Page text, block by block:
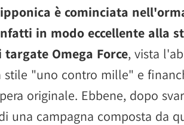
è cominciata
in modo eccellente alla
Omega Force, vista
"uno contro mille" e
originale. Ebbene, dopo
una campagna composta da